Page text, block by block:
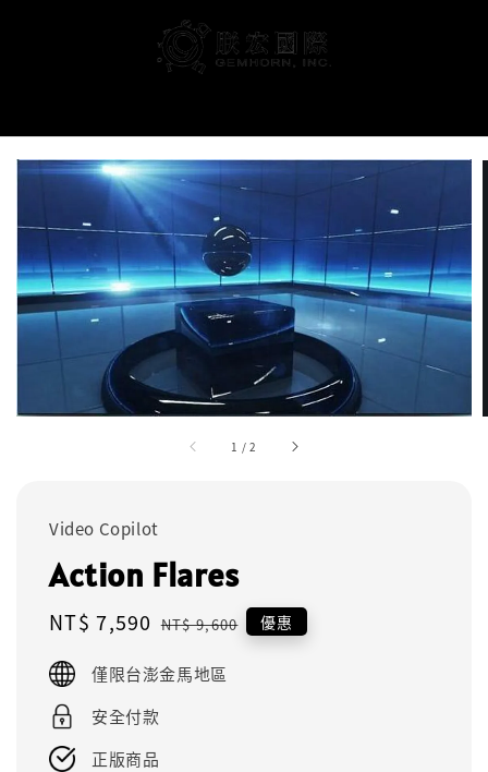
1 /2
Video Copilot
Action Flares
Sale
NT$ 7,590 Regular
NT$ 9,600 優惠
僅限台澎金馬地區
安全付款
正版商品